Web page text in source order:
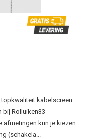
kabelscreen
bij Rolluiken33
afmetingen kun je kiezen
(schakela...